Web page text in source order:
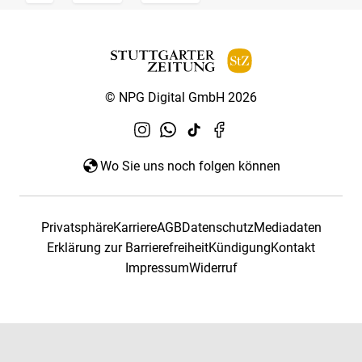
© NPG Digital GmbH 2026
Wo Sie uns noch folgen können
PrivatsphäreKarriereAGBDatenschutzMediadaten
Erklärung zur BarrierefreiheitKündigungKontakt
ImpressumWiderruf